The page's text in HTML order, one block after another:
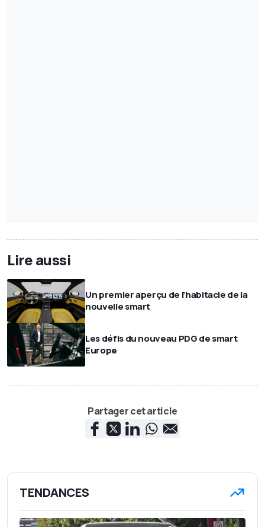
Lire aussi
Un premier aperçu de l’habitacle de la
nouvelle smart
Les défis du nouveau PDG de smart
Europe
Partager cet article
TENDANCES